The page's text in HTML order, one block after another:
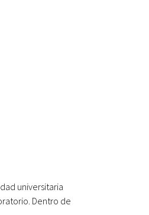
universitaria
Dentro de